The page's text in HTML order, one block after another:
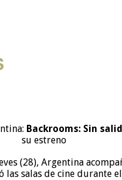
Backrooms: Sin
su estreno
(28), Argentina
salas de cine durante